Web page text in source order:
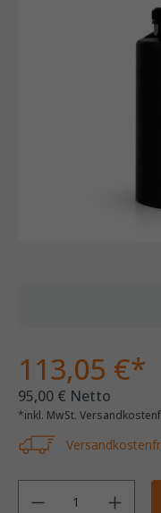
113,05 €*
95,00 € Netto
*inkl. MwSt.